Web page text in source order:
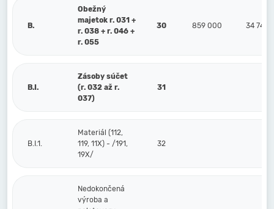
B.
Obežný
majetok r. 031 +
r. 038 + r. 046 +
r. 055
30 859 000 34 741
B.I.
Zásoby súčet
(r. 032 až r.
037)
31
B.I.1.
Materiál (112,
119, 11X) - /191,
19X/
32
Nedokončená
výroba a